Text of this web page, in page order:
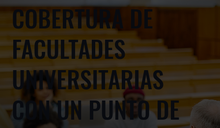
COBERTURA DE
FACULTADES
UNIVERSITARIAS
CON UN PUNTO DE